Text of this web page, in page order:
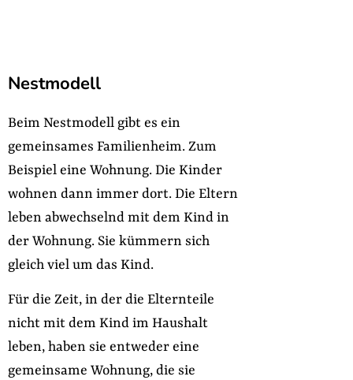
Nestmodell
Beim Nestmodell gibt es ein
gemeinsames Familienheim. Zum
Beispiel eine Wohnung. Die Kinder
wohnen dann immer dort. Die Eltern
leben abwechselnd mit dem Kind in
der Wohnung. Sie kümmern sich
gleich viel um das Kind.
Für die Zeit, in der die Elternteile
nicht mit dem Kind im Haushalt
leben, haben sie entweder eine
gemeinsame Wohnung, die sie